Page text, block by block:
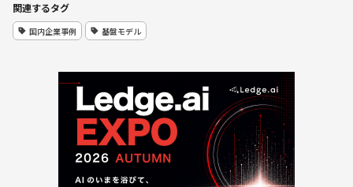
関連するタグ
国内企業事例 基盤モデル